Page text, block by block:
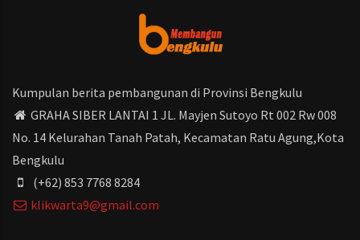
Kumpulan berita pembangunan di Provinsi Bengkulu
GRAHA SIBER LANTAI 1 JL. Mayjen Sutoyo Rt 002 Rw 008
No. 14 Kelurahan Tanah Patah, Kecamatan Ratu Agung,Kota
Bengkulu
(+62) 853 7768 8284
klikwarta9@gmail.com